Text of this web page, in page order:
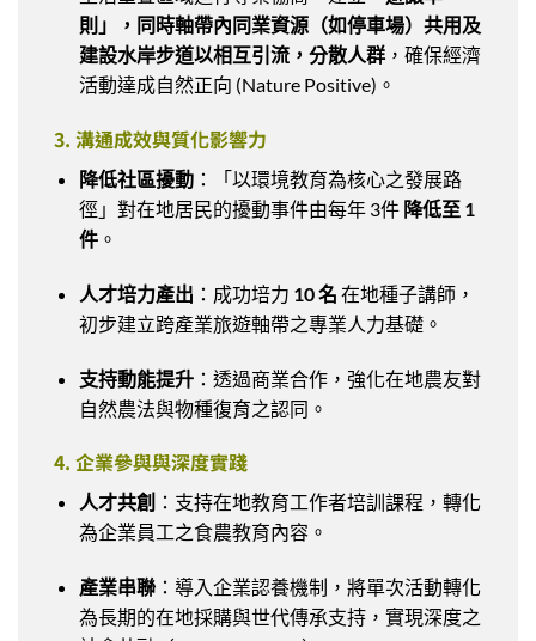
則」，同時軸帶內同業資源（如停車場）共用及
建設水岸步道以相互引流，分散人群，確保經濟
活動達成自然正向 (Nature Positive)。
3. 溝通成效與質化影響力
降低社區擾動：「以環境教育為核心之發展路
徑」對在地居民的擾動事件由每年 3件降低至 1
件。
人才培力產出 ：成功培力 10 名 在地種子講師，
初步建立跨產業旅遊軸帶之專業人力基礎。
支持動能提升：透過商業合作，強化在地農友對
自然農法與物種復育之認同。
4. 企業參與與深度實踐
人才共創 ：支持在地教育工作者培訓課程，轉化
為企業員工之食農教育內容。
產業串聯：導入企業認養機制，將單次活動轉化
為長期的在地採購與世代傳承支持，實現深度之